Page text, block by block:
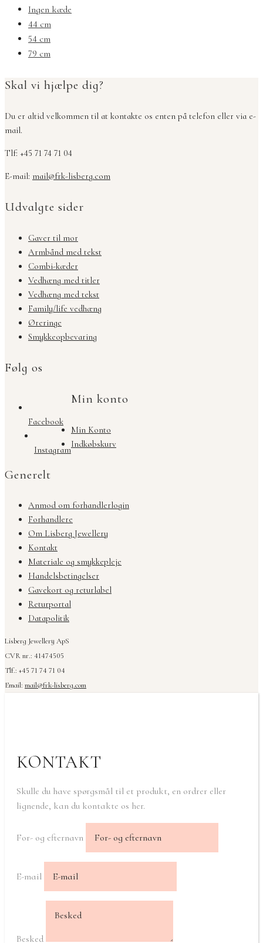
Ingen kæde
44 cm
54 cm
79 cm
Skal vi hjælpe dig?
Du er altid velkommen til at kontakte os enten på telefon eller via e-
mail.
Tlf: +45 71 74 71 04
E-mail: mail@frk-lisberg.com
Udvalgte sider
Gaver til mor
Armbånd med tekst
Combi-kæder
Vedhæng med titler
Vedhæng med tekst
Family/life vedhæng
Øreringe
Smykkeopbevaring
Følg os
Facebook
Instagram
Min konto
Min Konto
Indkøbskurv
Generelt
Anmod om forhandlerlogin
Forhandlere
Om Lisberg Jewellery
Kontakt
Materiale og smykkepleje
Handelsbetingelser
Gavekort og returlabel
Returportal
Datapolitik
Lisberg Jewellery ApS
CVR nr.: 41474505
Tlf.: +45 71 74 71 04
Email: mail@frk-lisberg.com
KONTAKT
Skulle du have spørgsmål til et produkt, en ordrer eller
lignende, kan du kontakte os her.
For- og efternavn
E-mail
Besked